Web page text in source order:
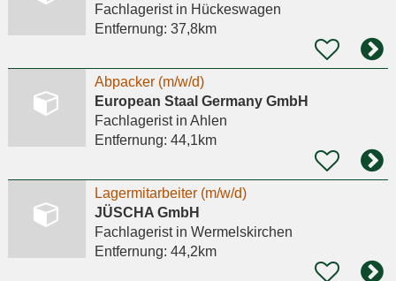
Fachlageristin Hückeswagen
Entfernung: 37,8km
Abpacker (m/w/d)
European Staal Germany GmbH
Fachlageristin Ahlen
Entfernung: 44,1km
Lagermitarbeiter (m/w/d)
JÜSCHA GmbH
Fachlageristin Wermelskirchen
Entfernung: 44,2km